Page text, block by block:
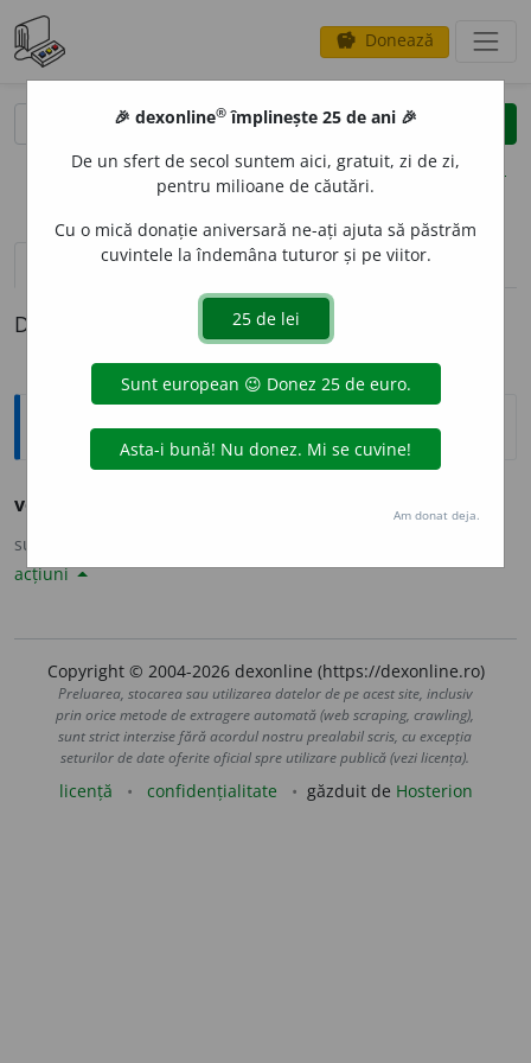
savings Donează
clear
opțiuni
definiții (1) pronunțievolume_up (1)
Definiția cu ID-ul 813169:
Explicative DEX
voinicie
sursa:
acțiuni
Copyright © 2004-2026 dexonline (https://dexonline.ro)
Preluarea, stocarea sau utilizarea datelor de pe acest site, inclusiv
prin orice metode de extragere automată (web scraping, crawling),
sunt strict interzise fără acordul nostru prealabil scris, cu excepția
seturilor de date oferite oficial spre utilizare publică (vezi licența).
licență confidențialitate găzduit de Hosterion
🎉 dexonline® împlinește 25 de ani 🎉
De un sfert de secol suntem aici, gratuit, zi de zi,
pentru milioane de căutări.
Cu o mică donație aniversară ne-ați ajuta să păstrăm
cuvintele la îndemâna tuturor și pe viitor.
Am donat deja.